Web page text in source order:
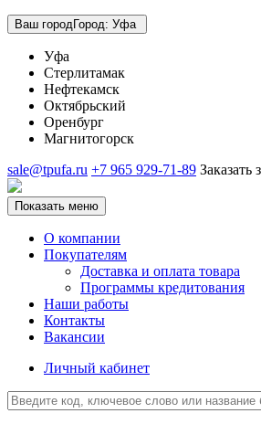
Ваш городГород: Уфа
Уфа
Стерлитамак
Нефтекамск
Октябрьский
Оренбург
Магнитогорск
sale@tpufa.ru +7 965 929-71-89 Заказать
Показать меню
О компании
Покупателям
Доставка и оплата товара
Программы кредитования
Наши работы
Контакты
Вакансии
Личный кабинет